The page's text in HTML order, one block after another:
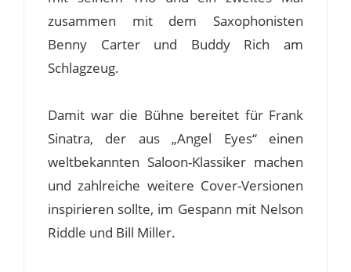
zusammen mit dem Saxophonisten
Benny Carter und Buddy Rich am
Schlagzeug.
Damit war die Bühne bereitet für Frank
Sinatra, der aus „Angel Eyes“ einen
weltbekannten Saloon-Klassiker machen
und zahlreiche weitere Cover-Versionen
inspirieren sollte, im Gespann mit Nelson
Riddle und Bill Miller.